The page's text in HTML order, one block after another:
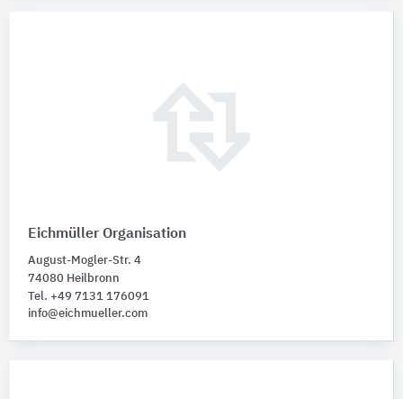
Eichmüller Organisation
August-Mogler-Str. 4
74080 Heilbronn
Tel. +49 7131 176091
info@eichmueller.com